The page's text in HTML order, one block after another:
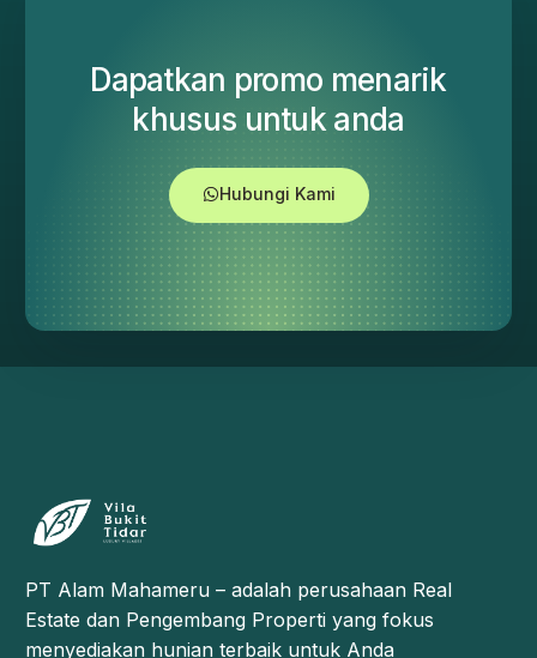
Dapatkan promo menarik
khusus untuk anda
Hubungi Kami
PT Alam Mahameru – adalah perusahaan Real
Estate dan Pengembang Properti yang fokus
menyediakan hunian terbaik untuk Anda